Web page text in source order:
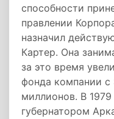
способности
правлении
назначил
Картер. Она
за это время
фонда компании
миллионов. В
губернатором